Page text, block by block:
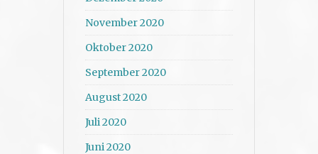
November 2020
Oktober 2020
September 2020
August 2020
Juli 2020
Juni 2020